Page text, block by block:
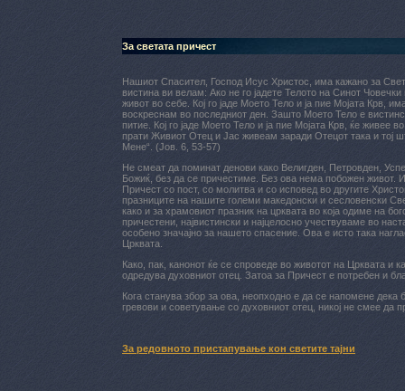
За светата причест
Нашиот Спасител, Господ Исус Христос, има кажано за
вистина ви велам: Ако не го јадете Телото на Синот
живот во себе. Кој го јаде Моето Тело и ја пие Мојата Крв,
воскреснам во последниот ден. Зашто Моето Тело е
питие. Кој го јаде Моето Тело и ја пие Мојата Крв, ќе живее
прати Живиот Отец и Јас живеам заради Отецот така и тој
Мене“. (Јов. 6, 53-57)
Не смеат да поминат денови како Велигден, Петровден,
Божиќ, без да се причестиме. Без ова нема побожен живот.
Причест со пост, со молитва и со исповед во другите
празниците на нашите големи македонски и сесловенски
како и за храмовиот празник на црквата во која одиме на
причестени, највистински и најцелосно учествуваме во
особено значајно за нашето спасение. Ова е исто така
Црквата.
Како, пак, канонот ќе се спроведе во животот на Црквата и
одредува духовниот отец. Затоа за Причест е потребен и
Кога станува збор за ова, неопходно е да се напомене
гревови и советување со духовниот отец, никој не смее да
За редовното пристапување кон светите тајни